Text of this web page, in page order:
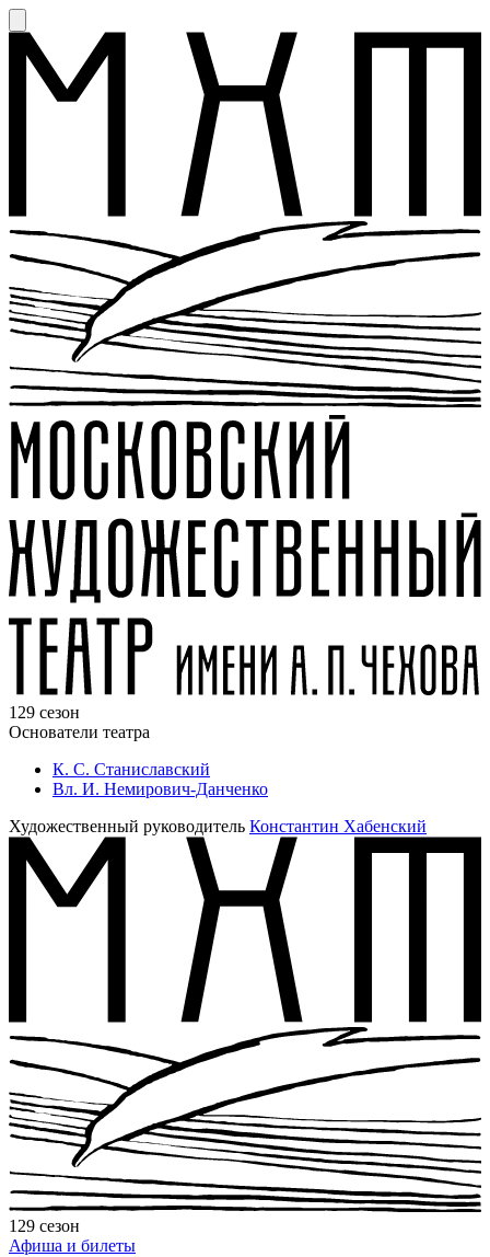
129 сезон
Основатели театра
К. С. Станиславский
Вл. И. Немирович-Данченко
Художественный руководитель Константин Хабенский
129 сезон
Афиша и билеты